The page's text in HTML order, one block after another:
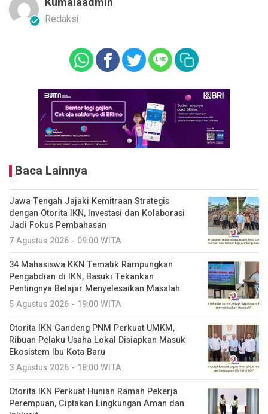
Redaksi
Baca Lainnya
Jawa Tengah Jajaki Kemitraan Strategis
dengan Otorita IKN, Investasi dan Kolaborasi
Jadi Fokus Pembahasan
7 Agustus 2026 - 09:00 WITA
34 Mahasiswa KKN Tematik Rampungkan
Pengabdian di IKN, Basuki Tekankan
Pentingnya Belajar Menyelesaikan Masalah
5 Agustus 2026 - 19:00 WITA
Otorita IKN Gandeng PNM Perkuat UMKM,
Ribuan Pelaku Usaha Lokal Disiapkan Masuk
Ekosistem Ibu Kota Baru
3 Agustus 2026 - 18:00 WITA
Otorita IKN Perkuat Hunian Ramah Pekerja
Perempuan, Ciptakan Lingkungan Aman dan